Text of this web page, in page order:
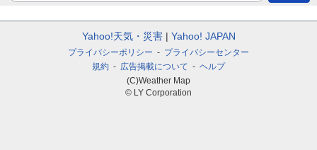
Yahoo!天気・災害 Yahoo! JAPAN
プライバシーポリシー
プライバシーセンター
規約
広告掲載について
ヘルプ
(C)Weather Map
© LY Corporation